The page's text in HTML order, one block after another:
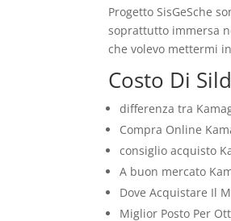
Progetto SisGeSche
soprattutto immersa
che volevo mettermi
Costo Di
differenza tra
Compra Online
consiglio acquisto
A buon mercato
Dove Acquistare Il
Miglior Posto Per